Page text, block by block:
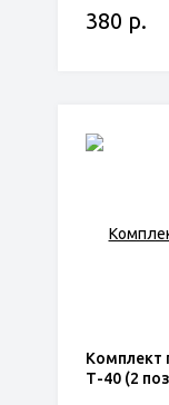
380 р.
Комплект
Т-40 (2